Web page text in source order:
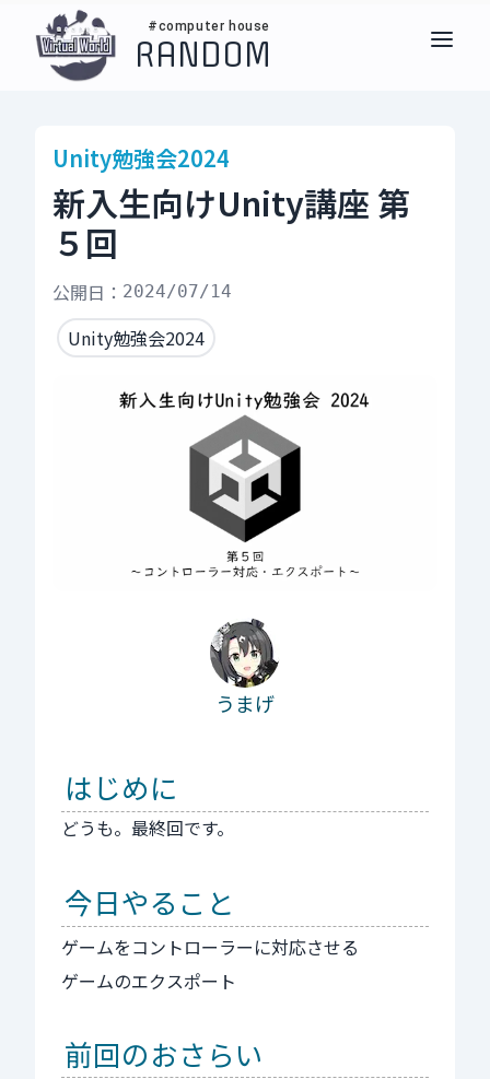
#computer house
RANDOM
Unity勉強会2024
新入生向けUnity講座 第
５回
公開日： 2024/07/14
Unity勉強会2024
うまげ
はじめに
どうも。最終回です。
今日やること
ゲームをコントローラーに対応させる
ゲームのエクスポート
前回のおさらい